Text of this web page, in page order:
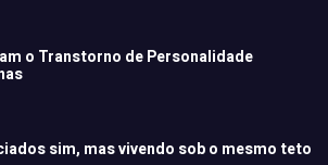
o Transtorno de Personalidade
sim, mas vivendo sob o mesmo teto